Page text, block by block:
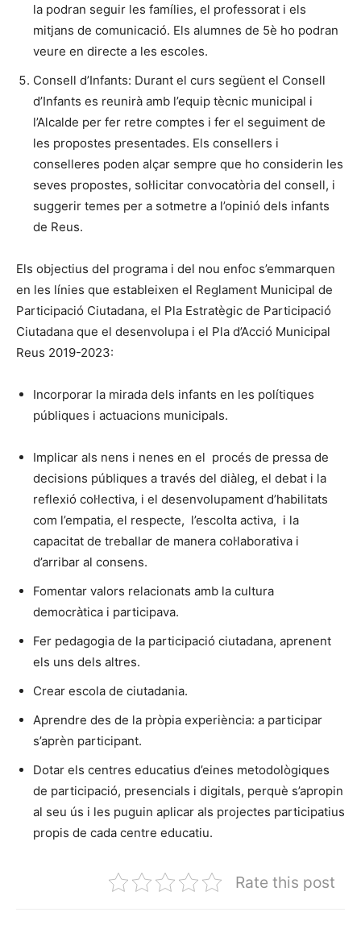
la podran seguir les famílies, el professorat i els
mitjans de comunicació. Els alumnes de 5è ho podran
veure en directe a les escoles.
Consell d’Infants: Durant el curs següent el Consell
d’Infants es reunirà amb l’equip tècnic municipal i
l’Alcalde per fer retre comptes i fer el seguiment de
les propostes presentades. Els consellers i
conselleres poden alçar sempre que ho considerin les
seves propostes, sol·licitar convocatòria del consell, i
suggerir temes per a sotmetre a l’opinió dels infants
de Reus.
Els objectius del programa i del nou enfoc s’emmarquen
en les línies que estableixen el Reglament Municipal de
Participació Ciutadana, el Pla Estratègic de Participació
Ciutadana que el desenvolupa i el Pla d’Acció Municipal
Reus 2019-2023:
Incorporar la mirada dels infants en les polítiques
públiques i actuacions municipals.
Implicar als nens i nenes en el procés de pressa de
decisions públiques a través del diàleg, el debat i la
reflexió col·lectiva, i el desenvolupament d’habilitats
com l’empatia, el respecte, l’escolta activa, i la
capacitat de treballar de manera col·laborativa i
d’arribar al consens.
Fomentar valors relacionats amb la cultura
democràtica i participava.
Fer pedagogia de la participació ciutadana, aprenent
els uns dels altres.
Crear escola de ciutadania.
Aprendre des de la pròpia experiència: a participar
s’aprèn participant.
Dotar els centres educatius d’eines metodològiques
de participació, presencials i digitals, perquè s’apropin
al seu ús i les puguin aplicar als projectes participatius
propis de cada centre educatiu.
Rate this post